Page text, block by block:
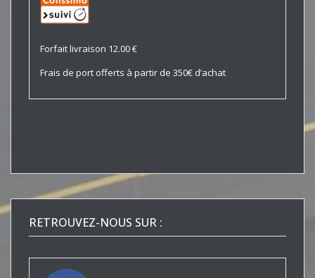
Forfait livraison 12.00 €
Frais de port offerts à partir de 350€ d’achat
RETROUVEZ-NOUS SUR :